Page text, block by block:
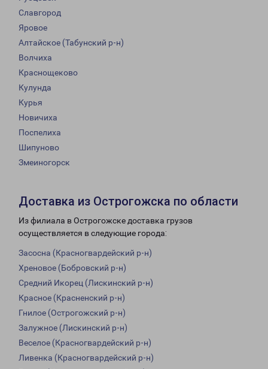
Славгород
Яровое
Алтайское (Табунский р-н)
Волчиха
Краснощеково
Кулунда
Курья
Новичиха
Поспелиха
Шипуново
Змеиногорск
Доставка из Острогожска по области
Из филиала в Острогожске доставка грузов
осуществляется в следующие города:
Засосна (Красногвардейский р-н)
Хреновое (Бобровский р-н)
Средний Икорец (Лискинский р-н)
Красное (Красненский р-н)
Гнилое (Острогожский р-н)
Залужное (Лискинский р-н)
Веселое (Красногвардейский р-н)
Ливенка (Красногвардейский р-н)